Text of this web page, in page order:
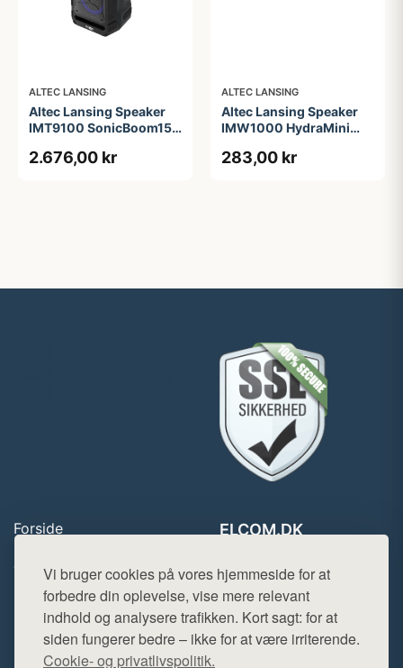
Vi bruger cookies på vores hjemmeside for at
forbedre din oplevelse, vise mere relevant
indhold og analysere trafikken. Kort sagt: for at
siden fungerer bedre – ikke for at være irriterende.
Cookie- og privatlivspolitik.
ALTEC LANSING
Altec Lansing Speaker
IMT9100 SonicBoom150
2.676,00 kr
ALTEC LANSING
Altec Lansing Speaker
IMW1000 HydraMini
283,00 kr
Forside
Top Rabatter
Blog
Kontakt
ELCOM.DK
Mail: hej@want.dk
Cookie- og privatlivspolitik